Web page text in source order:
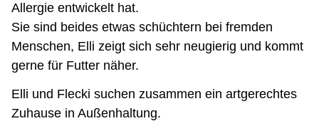
Allergie entwickelt hat.
Sie sind beides etwas schüchtern bei fremden
Menschen, Elli zeigt sich sehr neugierig und kommt
gerne für Futter näher.
Elli und Flecki suchen zusammen ein artgerechtes
Zuhause in Außenhaltung.